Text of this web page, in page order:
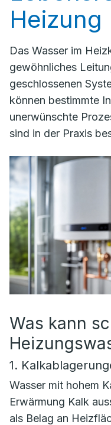
Heizung
Das Wasser im
gewöhnliches
geschlossenen
können bestimmte
unerwünschte
sind in der Praxis
Was kann
1.
Wasser mit hohem
Erwärmung Kalk
als Belag an